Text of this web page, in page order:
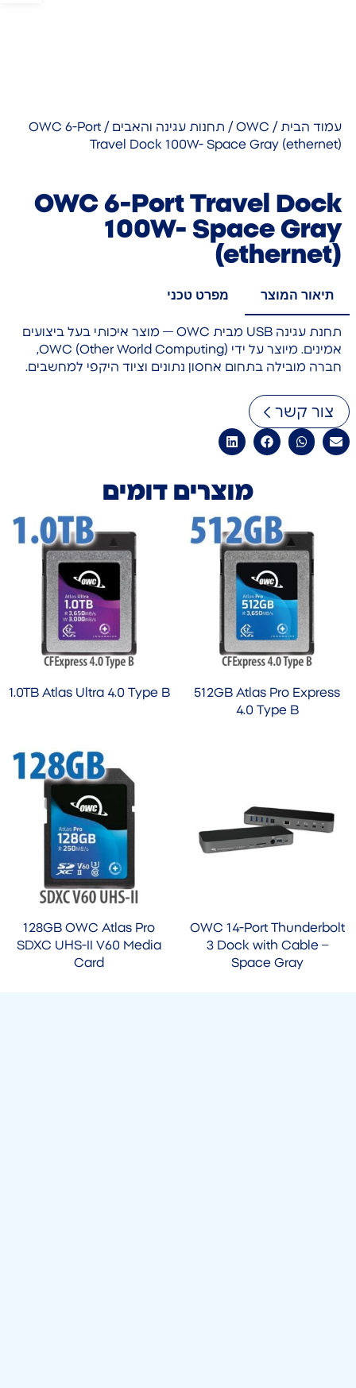
עמוד הבית /
OWC
/ תחנות עגינה והאבים
/ OWC 6-Port
Travel Dock 100W- Space Gray (ethernet)
OWC 6-Port Travel Dock
100W- Space Gray
(ethernet)
תיאור המוצר מפרט טכני
תחנת עגינה USB מבית OWC — מוצר איכותי בעל ביצועים
אמינים. מיוצר על ידי OWC (Other World Computing),
חברה מובילה בתחום אחסון נתונים וציוד היקפי למחשבים.
צור קשר
מוצרים דומים
512GB Atlas Pro Express
4.0 Type B
1.0TB Atlas Ultra 4.0 Type B
OWC 14-Port Thunderbolt
3 Dock with Cable –
Space Gray
128GB OWC Atlas Pro
SDXC UHS-II V60 Media
Card